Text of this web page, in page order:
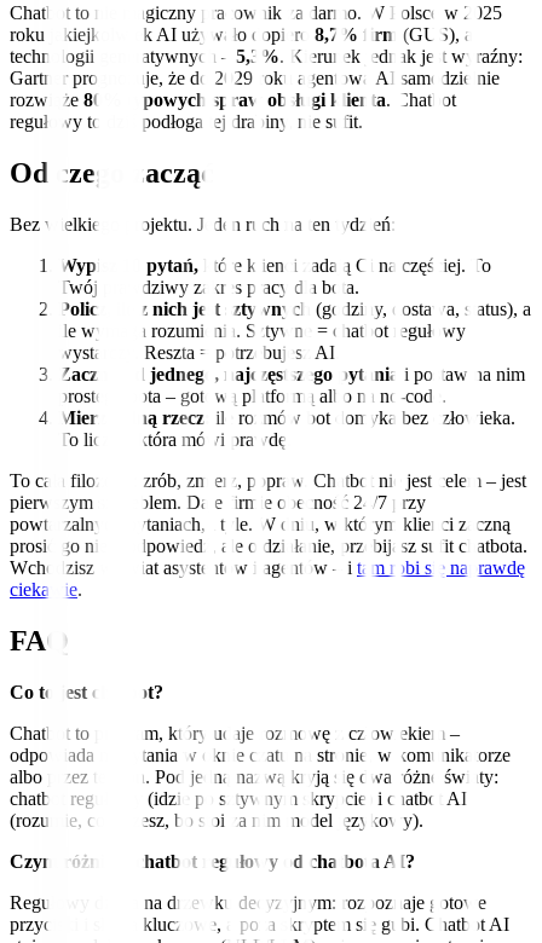
Chatbot to nie magiczny pracownik za darmo. W Polsce w 2025
roku jakiejkolwiek AI używało dopiero 8,7% firm (GUS), a
technologii generatywnych – 5,3%. Kierunek jednak jest wyraźny:
Gartner prognozuje, że do 2029 roku agentowa AI samodzielnie
rozwiąże 80% typowych spraw obsługi klienta. Chatbot
regułowy to dziś podłoga tej drabiny, nie sufit.
Od czego zacząć
Bez wielkiego projektu. Jeden ruch na ten tydzień:
Wypisz 10 pytań, które klienci zadają Ci najczęściej. To
Twój prawdziwy zakres pracy dla bota.
Policz, ile z nich jest sztywnych (godziny, dostawa, status), a
ile wymaga rozumienia. Sztywne = chatbot regułowy
wystarczy. Reszta = potrzebujesz AI.
Zacznij od jednego, najczęstszego pytania i postaw na nim
prostego bota – gotową platformą albo na no-code.
Mierz jedną rzecz: ile rozmów bot domyka bez człowieka.
To liczba, która mówi prawdę.
To cała filozofia: zrób, zmierz, popraw. Chatbot nie jest celem – jest
pierwszym szczeblem. Daje firmie obecność 24/7 przy
powtarzalnych pytaniach, i tyle. W dniu, w którym klienci zaczną
prosić go nie o odpowiedź, ale o działanie, przebijasz sufit chatbota.
Wchodzisz w świat asystentów i agentów – i tam robi się naprawdę
ciekawie.
FAQ
Co to jest chatbot?
Chatbot to program, który udaje rozmowę z człowiekiem –
odpowiada na pytania w oknie czatu na stronie, w komunikatorze
albo przez telefon. Pod jedną nazwą kryją się dwa różne światy:
chatbot regułowy (idzie po sztywnym skrypcie) i chatbot AI
(rozumie, co piszesz, bo stoi za nim model językowy).
Czym różni się chatbot regułowy od chatbota AI?
Regułowy działa na drzewku decyzyjnym: rozpoznaje gotowe
przyciski i słowa kluczowe, a poza skryptem się gubi. Chatbot AI